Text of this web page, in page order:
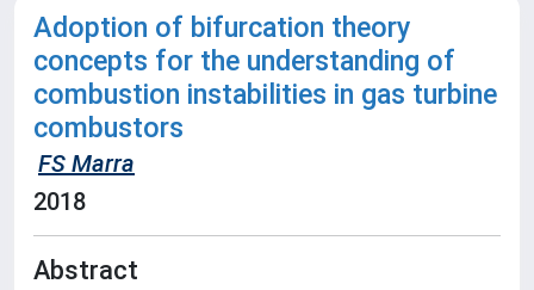
Adoption of bifurcation theory
concepts for the understanding of
combustion instabilities in gas turbine
combustors
FS Marra
2018
Abstract